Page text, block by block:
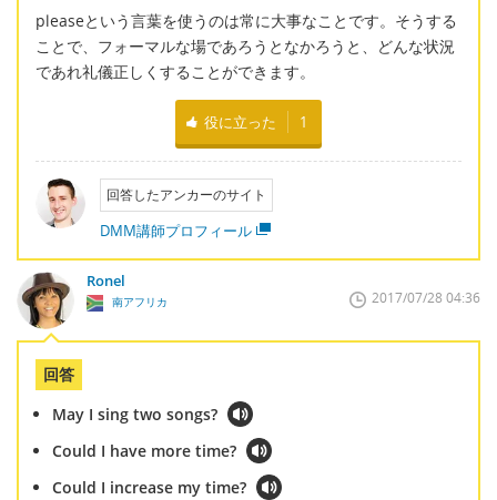
pleaseという言葉を使うのは常に大事なことです。そうする
ことで、フォーマルな場であろうとなかろうと、どんな状況
であれ礼儀正しくすることができます。
役に立った 1
回答したアンカーのサイト
DMM講師プロフィール
Ronel
南アフリカ 2017/07/28 04:36
回答
May I sing two songs?
Could I have more time?
Could I increase my time?